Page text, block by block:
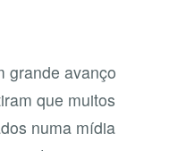
grande avanço
que muitos
numa mídia